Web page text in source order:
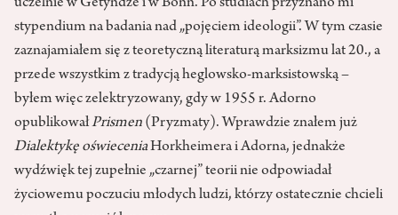
uczelnie w Getyndze i w Bonn. Po studiach przyznano mi
stypendium na badania nad „pojęciem ideologii”. W tym czasie
zaznajamiałem się z teoretyczną literaturą marksizmu lat 20., a
przede wszystkim z tradycją heglowsko-marksistowską –
byłem więc zelektryzowany, gdy w 1955 r. Adorno
opublikowałPrismen (Pryzmaty). Wprawdzie znałem już
Dialektykę oświeceniaHorkheimera i Adorna, jednakże
wydźwięk tej zupełnie „czarnej” teorii nie odpowiadał
życiowemu poczuciu młodych ludzi, którzy ostatecznie chcieli